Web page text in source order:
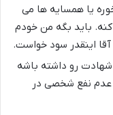
یا همسایه ها می
کنه. باید بگه من خودم
آقا اینقدر سود خواست.
شهادت رو داشته باشه
عدم نفع شخصی در